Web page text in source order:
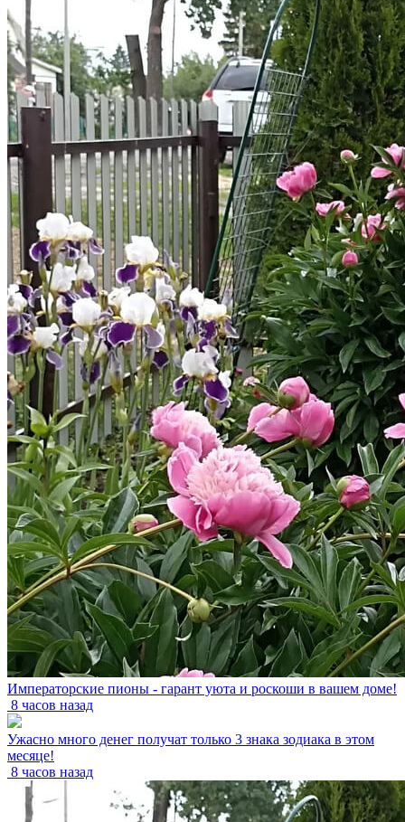
Императорские пионы - гарант уюта и роскоши в вашем доме!
8 часов назад
Ужасно много денег получат только 3 знака зодиака в этом
месяце!
8 часов назад